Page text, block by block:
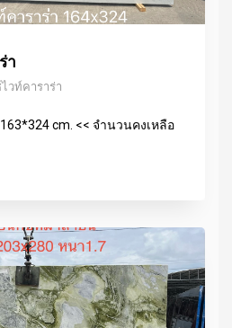
า
วท์คาราร่า
cm. << จำนวนคงเหลือ